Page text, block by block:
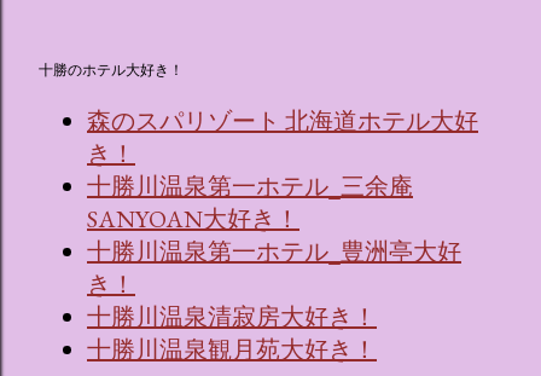
十勝のホテル大好き！
森のスパリゾート 北海道ホテル大好
き！
十勝川温泉第一ホテル_三余庵
SANYOAN大好き！
十勝川温泉第一ホテル_豊洲亭大好
き！
十勝川温泉清寂房大好き！
十勝川温泉観月苑大好き！